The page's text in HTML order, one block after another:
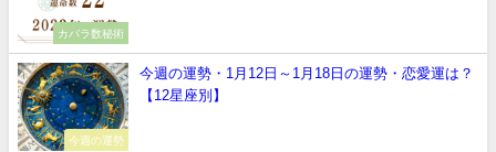
カバラ数秘術
今週の運勢
今週の運勢・1月12日～1月18日の運勢・恋愛運は？
【12星座別】